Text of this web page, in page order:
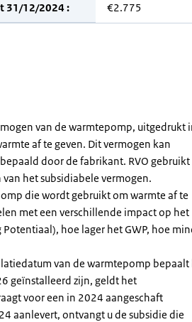
31/12/2024 : €2.775
van de warmtepomp, uitgedrukt
af te geven. Dit vermogen kan
door de fabrikant. RVO gebruikt
het subsidiabele vermogen.
die wordt gebruikt om warmte af te
met een verschillende impact op het
hoe lager het GWP, hoe
van de warmtepomp bepaalt
geïnstalleerd zijn, geldt het
voor een in 2024 aangeschaft
aanlevert, ontvangt u de subsidie die